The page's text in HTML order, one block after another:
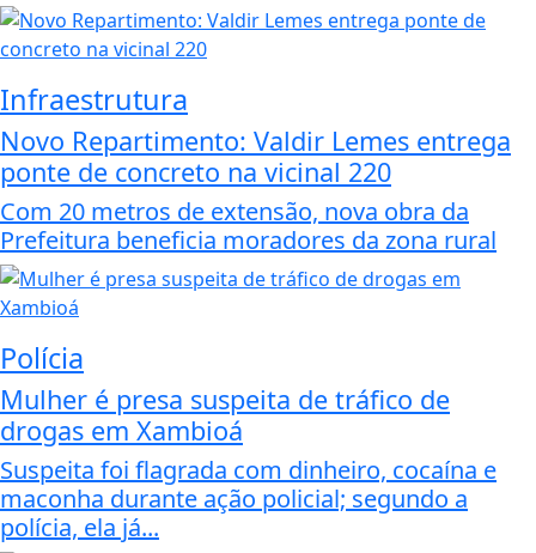
Infraestrutura
Novo Repartimento: Valdir Lemes entrega
ponte de concreto na vicinal 220
Com 20 metros de extensão, nova obra da
Prefeitura beneficia moradores da zona rural
Polícia
Mulher é presa suspeita de tráfico de
drogas em Xambioá
Suspeita foi flagrada com dinheiro, cocaína e
maconha durante ação policial; segundo a
polícia, ela já...